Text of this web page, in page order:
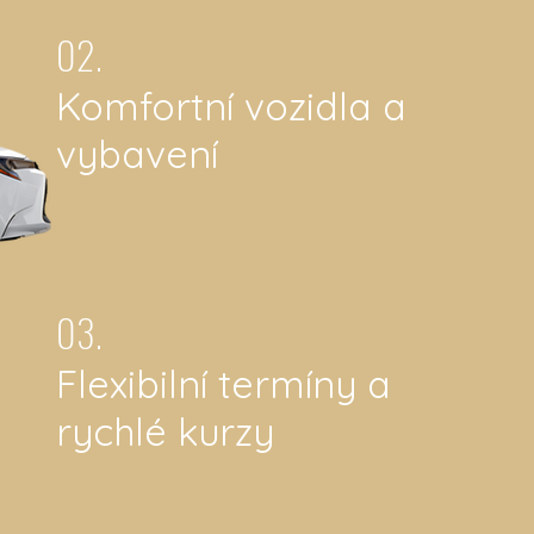
02.
Komfortní vozidla a
vybavení
03.
Flexibilní termíny a
rychlé kurzy